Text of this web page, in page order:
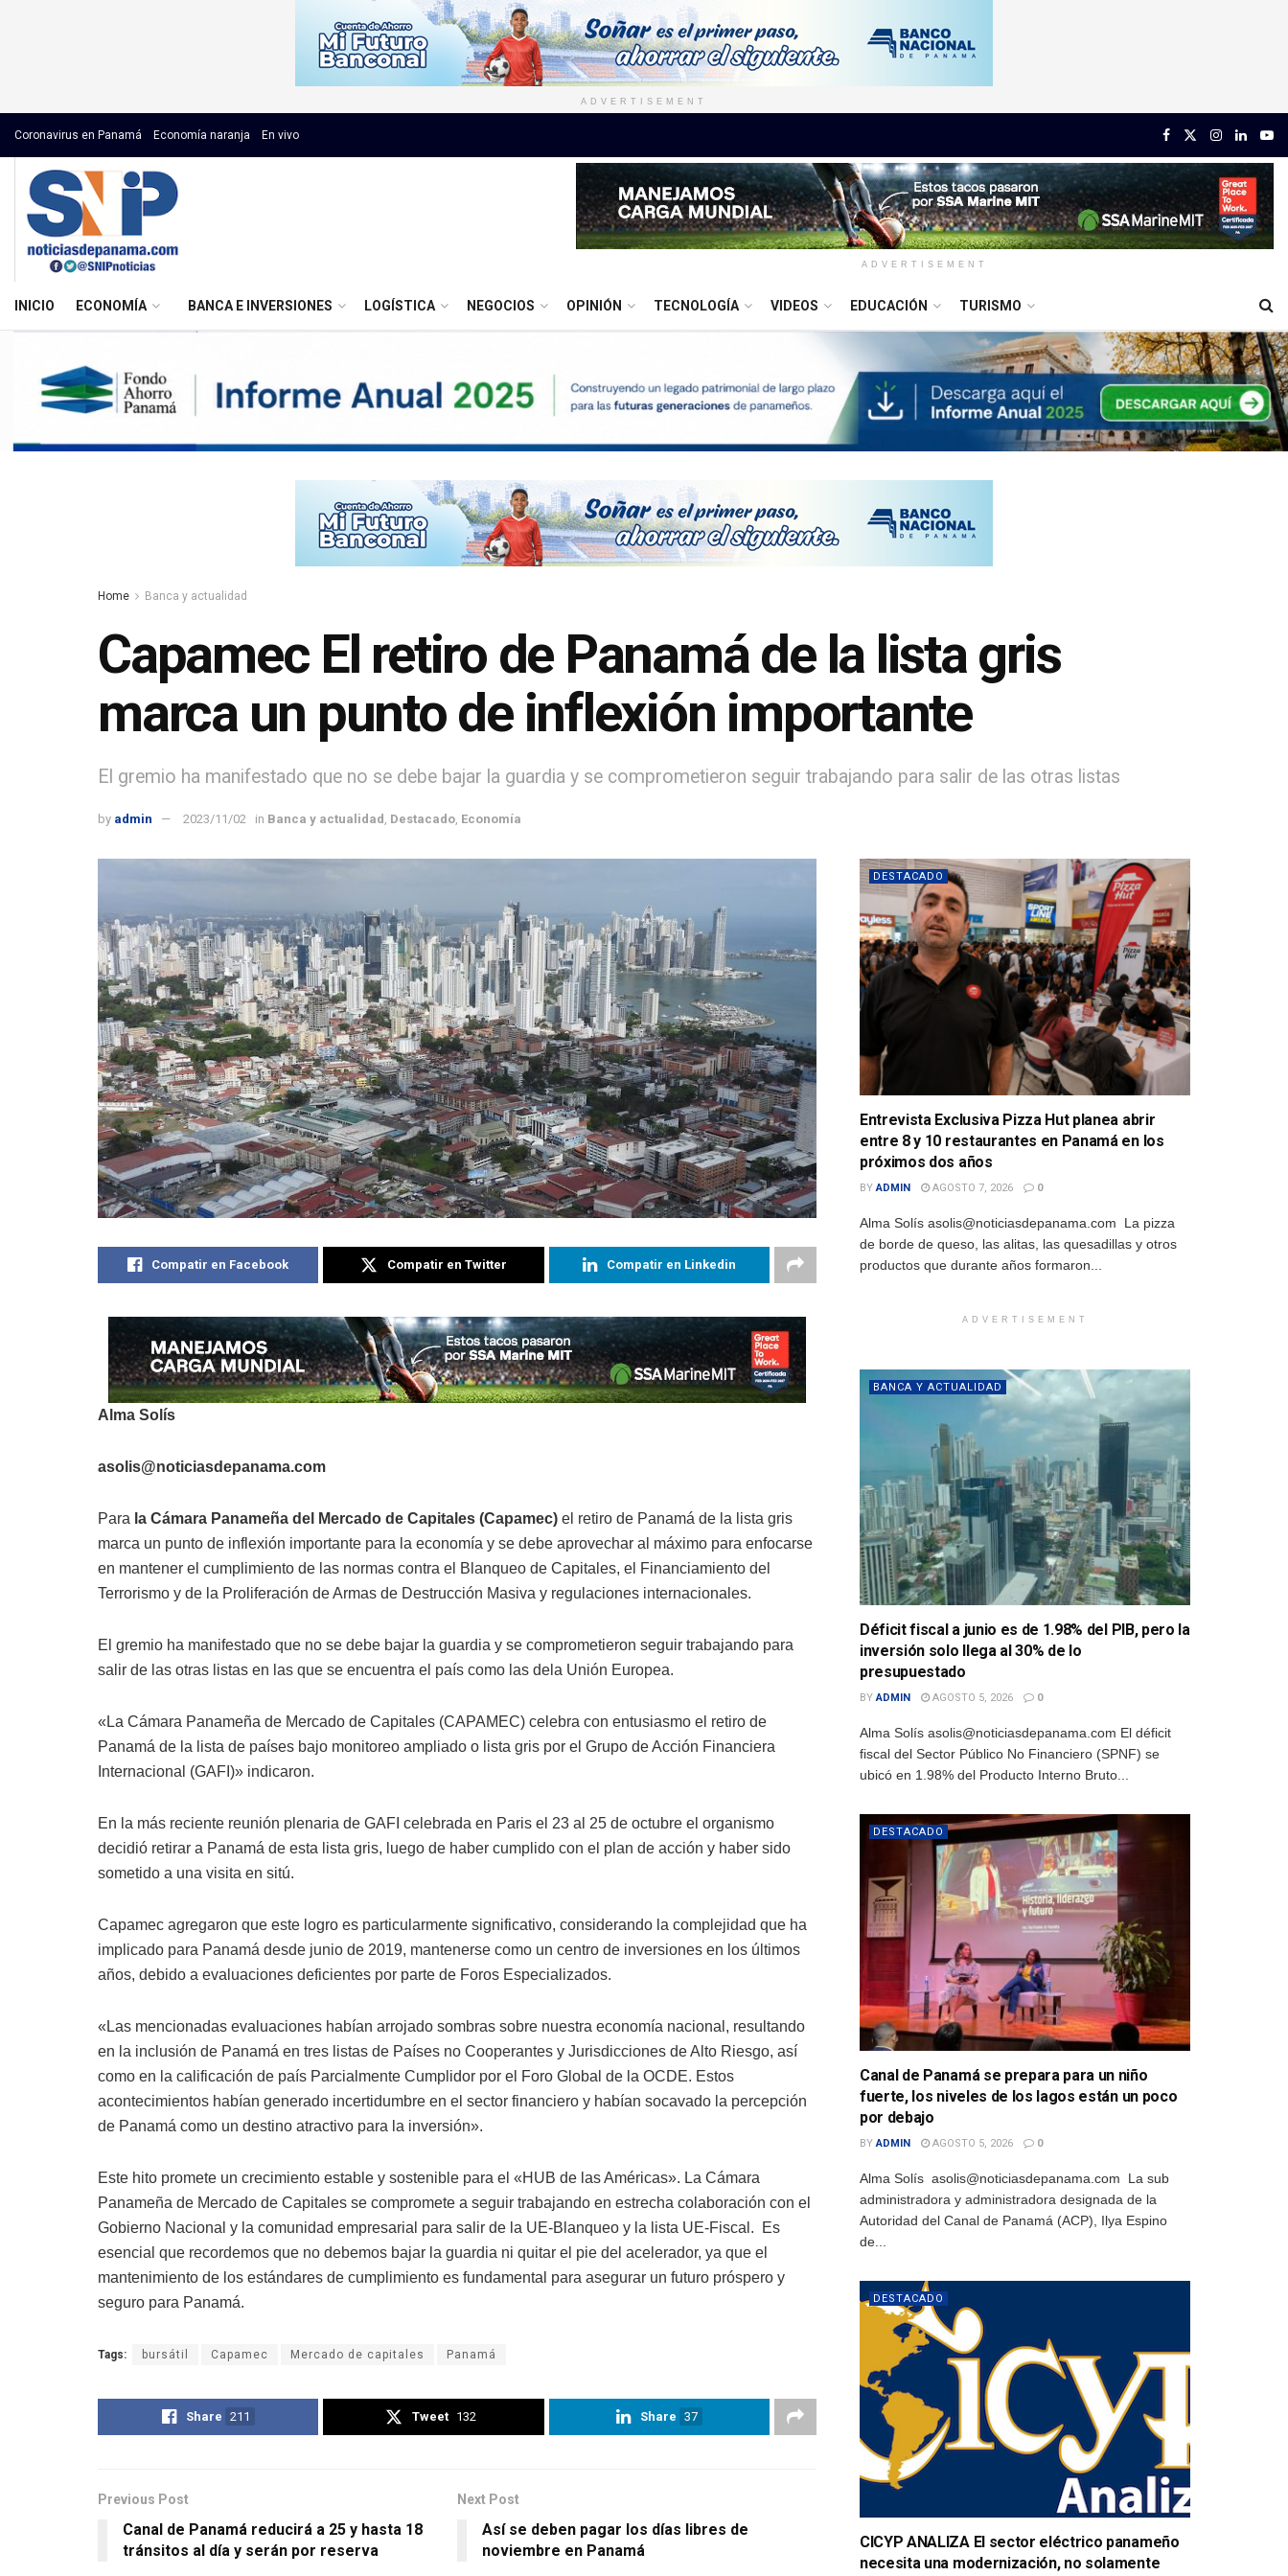
ADVERTISEMENT
Coronavirus en Panamá Economía naranja En vivo
ADVERTISEMENT
INICIO ECONOMÍA BANCA E INVERSIONES LOGÍSTICA NEGOCIOS OPINIÓN TECNOLOGÍA VIDEOS EDUCACIÓN TURISMO
Home Banca y actualidad
Capamec El retiro de Panamá de la lista gris
marca un punto de inflexión importante
El gremio ha manifestado que no se debe bajar la guardia y se comprometieron seguir trabajando para salir de las otras listas
by admin 2023/11/02 in Banca y actualidad Destacado Economía
Compatir en Facebook Compatir en Twitter Compatir en Linkedin
Alma Solís
asolis@noticiasdepanama.com
Para la Cámara Panameña del Mercado de Capitales (Capamec) el retiro de Panamá de la lista gris
marca un punto de inflexión importante para la economía y se debe aprovechar al máximo para enfocarse
en mantener el cumplimiento de las normas contra el Blanqueo de Capitales, el Financiamiento del
Terrorismo y de la Proliferación de Armas de Destrucción Masiva y regulaciones internacionales.
El gremio ha manifestado que no se debe bajar la guardia y se comprometieron seguir trabajando para
salir de las otras listas en las que se encuentra el país como las dela Unión Europea.
«La Cámara Panameña de Mercado de Capitales (CAPAMEC) celebra con entusiasmo el retiro de
Panamá de la lista de países bajo monitoreo ampliado o lista gris por el Grupo de Acción Financiera
Internacional (GAFI)» indicaron.
En la más reciente reunión plenaria de GAFI celebrada en Paris el 23 al 25 de octubre el organismo
decidió retirar a Panamá de esta lista gris, luego de haber cumplido con el plan de acción y haber sido
sometido a una visita en sitú.
Capamec agregaron que este logro es particularmente significativo, considerando la complejidad que ha
implicado para Panamá desde junio de 2019, mantenerse como un centro de inversiones en los últimos
años, debido a evaluaciones deficientes por parte de Foros Especializados.
«Las mencionadas evaluaciones habían arrojado sombras sobre nuestra economía nacional, resultando
en la inclusión de Panamá en tres listas de Países no Cooperantes y Jurisdicciones de Alto Riesgo, así
como en la calificación de país Parcialmente Cumplidor por el Foro Global de la OCDE. Estos
acontecimientos habían generado incertidumbre en el sector financiero y habían socavado la percepción
de Panamá como un destino atractivo para la inversión».
Este hito promete un crecimiento estable y sostenible para el «HUB de las Américas». La Cámara
Panameña de Mercado de Capitales se compromete a seguir trabajando en estrecha colaboración con el
Gobierno Nacional y la comunidad empresarial para salir de la UE-Blanqueo y la lista UE-Fiscal. Es
esencial que recordemos que no debemos bajar la guardia ni quitar el pie del acelerador, ya que el
mantenimiento de los estándares de cumplimiento es fundamental para asegurar un futuro próspero y
seguro para Panamá.
Tags: bursátil Capamec Mercado de capitales Panamá
Share 211 Tweet 132 Share 37
Previous Post
Canal de Panamá reducirá a 25 y hasta 18
tránsitos al día y serán por reserva
Next Post
Así se deben pagar los días libres de
noviembre en Panamá
DESTACADO
Entrevista Exclusiva Pizza Hut planea abrir
entre 8 y 10 restaurantes en Panamá en los
próximos dos años
BY ADMIN AGOSTO 7, 2026 0
Alma Solís asolis@noticiasdepanama.com La pizza
de borde de queso, las alitas, las quesadillas y otros
productos que durante años formaron...
ADVERTISEMENT
BANCA Y ACTUALIDAD
Déficit fiscal a junio es de 1.98% del PIB, pero la
inversión solo llega al 30% de lo
presupuestado
BY ADMIN AGOSTO 5, 2026 0
Alma Solís asolis@noticiasdepanama.com El déficit
fiscal del Sector Público No Financiero (SPNF) se
ubicó en 1.98% del Producto Interno Bruto...
DESTACADO
Canal de Panamá se prepara para un niño
fuerte, los niveles de los lagos están un poco
por debajo
BY ADMIN AGOSTO 5, 2026 0
Alma Solís asolis@noticiasdepanama.com La sub
administradora y administradora designada de la
Autoridad del Canal de Panamá (ACP), Ilya Espino
de...
DESTACADO
CICYP ANALIZA El sector eléctrico panameño
necesita una modernización, no solamente